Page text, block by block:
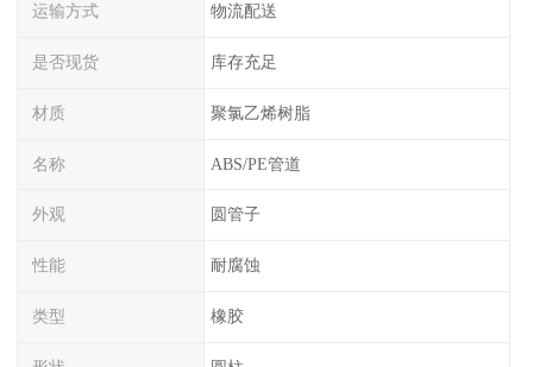
运输方式 物流配送
是否现货 库存充足
材质 聚氯乙烯树脂
名称 ABS/PE管道
外观 圆管子
性能 耐腐蚀
类型 橡胶